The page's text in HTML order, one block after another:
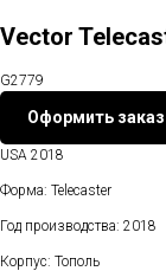
Vector
G2779
Оформить заказ
USA 2018
Форма: Telecaster
Год производства: 2018
Корпус: Тополь